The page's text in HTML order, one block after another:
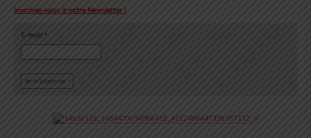
Inscrivez-vous à notre Newsletter !
E-mail *